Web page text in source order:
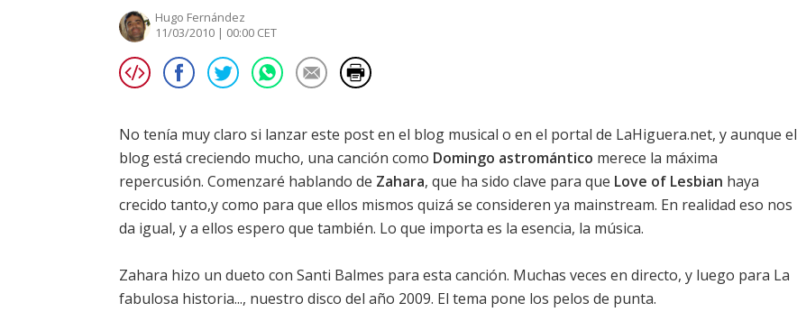
Hugo Fernández
11/03/2010 | 00:00 CET
No tenía muy claro si lanzar este post en el blog musical o en el portal de LaHiguera.net, y aunque el
blog está creciendo mucho, una canción como Domingo astromántico merece la máxima
repercusión. Comenzaré hablando de Zahara, que ha sido clave para que Love of Lesbian haya
crecido tanto,y como para que ellos mismos quizá se consideren ya mainstream. En realidad eso nos
da igual, y a ellos espero que también. Lo que importa es la esencia, la música.
Zahara hizo un dueto con Santi Balmes para esta canción. Muchas veces en directo, y luego para La
fabulosa historia..., nuestro disco del año 2009. El tema pone los pelos de punta.